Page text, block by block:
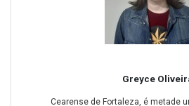
Greyce
Cearense de Fortaleza, é metade